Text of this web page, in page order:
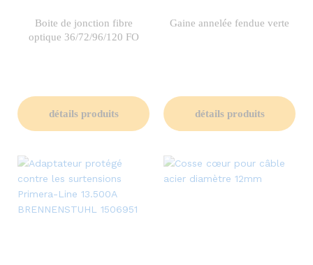
Boite de jonction fibre
optique 36/72/96/120 FO
détails produits
Gaine annelée fendue verte
détails produits